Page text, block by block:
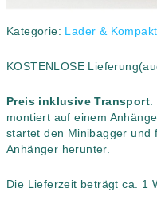
Kategorie: Lader &
KOSTENLOSE Lieferung
Preis inklusive Transport:
montiert auf einem
startet den Minibagger und
Anhänger herunter.
Die Lieferzeit beträgt ca. 1